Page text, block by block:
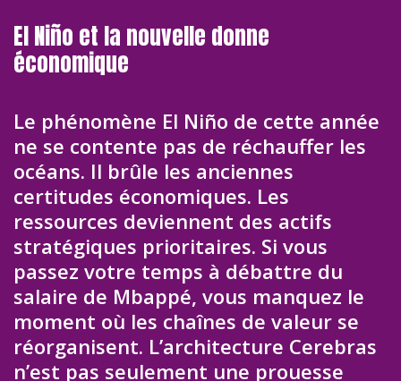
El Niño et la nouvelle donne
économique
Le phénomène El Niño de cette année
ne se contente pas de réchauffer les
océans. Il brûle les anciennes
certitudes économiques. Les
ressources deviennent des actifs
stratégiques prioritaires. Si vous
passez votre temps à débattre du
salaire de Mbappé, vous manquez le
moment où les chaînes de valeur se
réorganisent. L’architecture Cerebras
n’est pas seulement une prouesse